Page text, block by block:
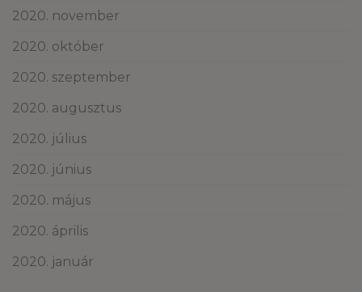
2020. november
2020. október
2020. szeptember
2020. augusztus
2020. július
2020. június
2020. május
2020. április
2020. január